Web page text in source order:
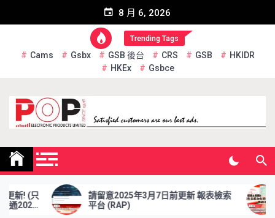
8 月 6, 2026
Trending Tags
Cams Gsbx GSB 後台 CRS GSB
HKIDR
HKEx
Gsbce
Pop Electronic Products
Limited
請留意2025年3月7日前更新 報表檢索
平台 (RAP)
於2025
資格證